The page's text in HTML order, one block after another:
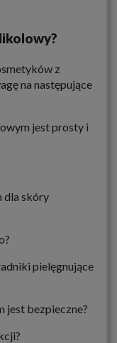
z
na następujące
jest prosty i
dla skóry
pielęgnujące
jest bezpieczne?